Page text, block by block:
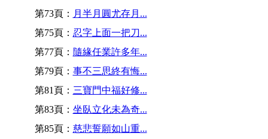
第73頁： 月半月圓尤存月...
第75頁： 忍字上面一把刀...
第77頁： 隨緣任業許多年...
第79頁： 事不三思終有悔...
第81頁： 三寶門中福好修...
第83頁： 坐臥立化未為奇...
第85頁： 慈悲誓願如山重...